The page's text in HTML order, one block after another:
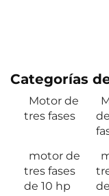
Categorías
Motor de
tres fases
motor de
tres fases
de 10 hp